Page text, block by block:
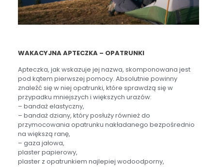
WAKACYJNA APTECZKA – OPATRUNKI
Apteczka, jak wskazuje jej nazwa, skomponowana jest
pod kątem pierwszej pomocy. Absolutnie powinny
znaleźć się w niej opatrunki, które sprawdzą się w
przypadku mniejszych i większych urazów:
– bandaż elastyczny,
– bandaż dziany, który posłuży również do
przymocowania opatrunku nakładanego bezpośrednio
na większą ranę,
– gaza jałowa,
plaster papierowy,
plaster z opatrunkiem najlepiej wodoodporny,